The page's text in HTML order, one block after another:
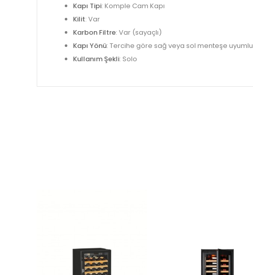
Kapı Tipi: Komple Cam Kapı
Kilit: Var
Karbon Filtre: Var (sayaçlı)
Kapı Yönü: Tercihe göre sağ veya sol menteşe uyumlu
Kullanım Şekli: Solo